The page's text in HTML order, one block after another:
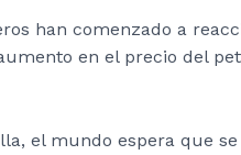
han comenzado a
en el precio del
el mundo espera que